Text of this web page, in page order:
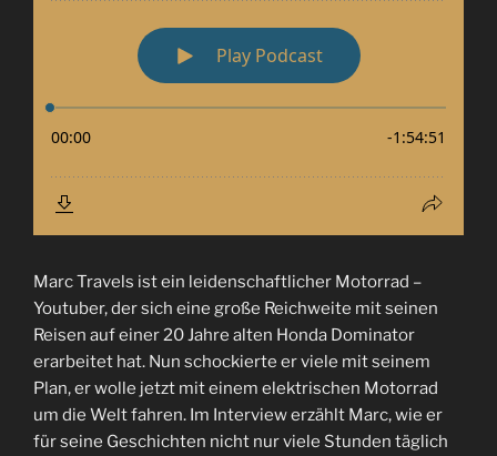
Marc Travels ist ein leidenschaftlicher Motorrad –
Youtuber, der sich eine große Reichweite mit seinen
Reisen auf einer 20 Jahre alten Honda Dominator
erarbeitet hat. Nun schockierte er viele mit seinem
Plan, er wolle jetzt mit einem elektrischen Motorrad
um die Welt fahren. Im Interview erzählt Marc, wie er
für seine Geschichten nicht nur viele Stunden täglich